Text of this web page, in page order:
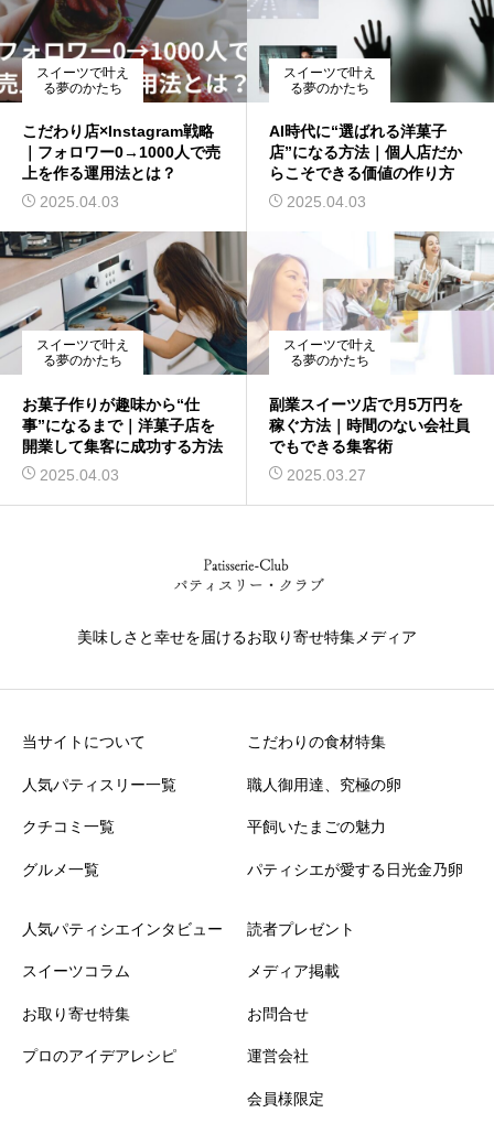
スイーツで叶え
る夢のかたち
こだわり店×Instagram戦略
｜フォロワー0→1000人で売
上を作る運用法とは？
2025.04.03
スイーツで叶え
る夢のかたち
AI時代に“選ばれる洋菓子
店”になる方法｜個人店だか
らこそできる価値の作り方
2025.04.03
スイーツで叶え
る夢のかたち
お菓子作りが趣味から“仕
事”になるまで｜洋菓子店を
開業して集客に成功する方法
2025.04.03
スイーツで叶え
る夢のかたち
副業スイーツ店で月5万円を
稼ぐ方法｜時間のない会社員
でもできる集客術
2025.03.27
美味しさと幸せを届けるお取り寄せ特集メディア
当サイトについて
人気パティスリー一覧
クチコミ一覧
グルメ一覧
こだわりの食材特集
職人御用達、究極の卵
平飼いたまごの魅力
パティシエが愛する日光金乃卵
人気パティシエインタビュー
スイーツコラム
お取り寄せ特集
プロのアイデアレシピ
読者プレゼント
メディア掲載
お問合せ
運営会社
会員様限定